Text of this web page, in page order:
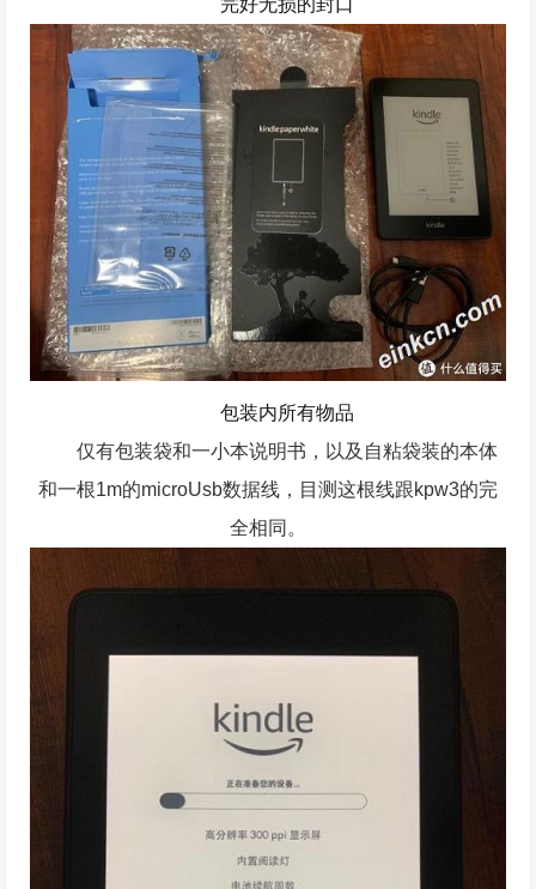
完好无损的封口
包装内所有物品
仅有包装袋和一小本说明书，以及自粘袋装的本体
和一根1m的microUsb数据线，目测这根线跟kpw3的完
全相同。